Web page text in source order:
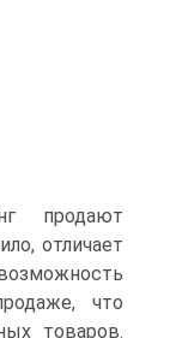
продают
отличает
что
товаров.